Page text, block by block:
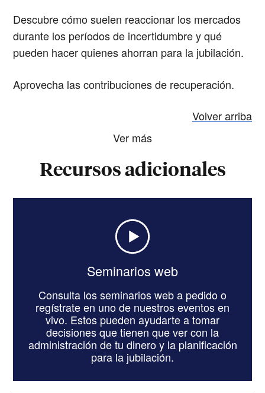
Descubre cómo suelen reaccionar los mercados
durante los períodos de incertidumbre y qué
pueden hacer quienes ahorran para la jubilación.
Aprovecha las contribuciones de recuperación.
Volver arriba
Ver más
Recursos adicionales
Seminarios web
Consulta los seminarios web a pedido o
regístrate en uno de nuestros eventos en
vivo. Estos pueden ayudarte a tomar
decisiones que tienen que ver con la
administración de tu dinero y la planificación
para la jubilación.